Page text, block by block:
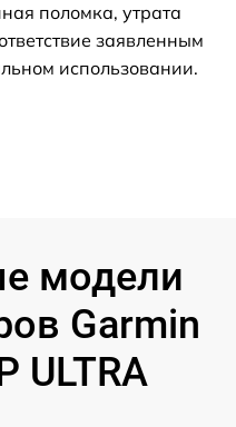
поломка, утрата
заявленным
использовании.
модели
Garmin
ULTRA